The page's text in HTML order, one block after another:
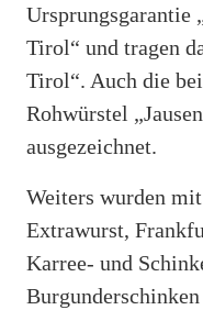
Ursprungsgarantie
Tirol“ und tragen
Tirol“. Auch die
Rohwürstel
ausgezeichnet.
Weiters wurden
Extrawurst,
Karree- und